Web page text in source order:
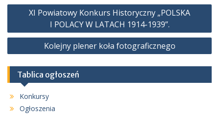
Nawigacja
XI Powiatowy Konkurs Historyczny „POLSKA
I POLACY W LATACH 1914-1939”.
Kolejny plener koła fotograficznego
Tablica ogłoszeń
Konkursy
Ogłoszenia